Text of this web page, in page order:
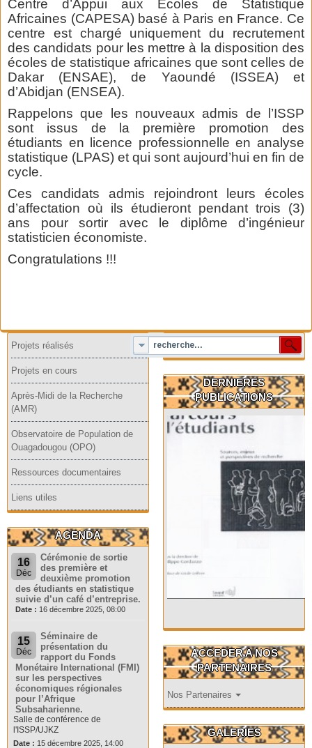
Centre d’Appui aux Ecoles de Statistique
Africaines (CAPESA) basé à Paris en France. Ce
centre est chargé uniquement du recrutement
des candidats pour les mettre à la disposition des
écoles de statistique africaines que sont celles de
Dakar (ENSAE), de Yaoundé (ISSEA) et
d’Abidjan (ENSEA).
Rappelons que les nouveaux admis de l’ISSP
sont issus de la première promotion des
étudiants en licence professionnelle en analyse
statistique (LPAS) et qui sont aujourd’hui en fin de
cycle.
Ces candidats admis rejoindront leurs écoles
d’affectation où ils étudieront pendant trois (3)
ans pour sortir avec le diplôme d’ingénieur
statisticien économiste.
Congratulations !!!
Projets réalisés
Projets en cours
Après-Midi de la Recherche
(AMR)
Observatoire de Population de
Ouagadougou (OPO)
Ressources documentaires
Liens utiles
AGENDA
16
Déc
Cérémonie de sortie
des première et
deuxième promotion
des étudiants en statistique
suivie d’un café d’entreprise.
Date : 16 décembre 2025, 08:00
15
Déc
Séminaire de
présentation du
rapport du Fonds
Monétaire International (FMI)
sur les perspectives
économiques régionales
pour l’Afrique
Subsaharienne.
Salle de conférence de
l'ISSP/UJKZ
Date : 15 décembre 2025, 14:00
DERNIERES
PUBLICATIONS
ACCEDER A NOS
PARTENAIRES
Nos Partenaires
GALERIES